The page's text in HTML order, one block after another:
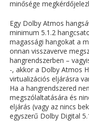
minősége
Egy Dolby Atmos
minimum 5.1.2
magassági hangokat a
onnan visszaverve
hangrendszerben –
-, akkor a Dolby Atmos
virtualizációs eljárásra
Ha a hangrendszered
megszólaltatására és
eljárás (vagy az nincs
egyszerű Dolby Digital